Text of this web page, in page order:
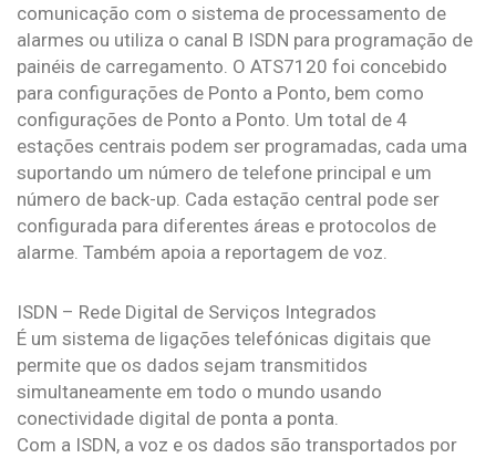
comunicação com o sistema de processamento de
alarmes ou utiliza o canal B ISDN para programação de
painéis de carregamento. O ATS7120 foi concebido
para configurações de Ponto a Ponto, bem como
configurações de Ponto a Ponto. Um total de 4
estações centrais podem ser programadas, cada uma
suportando um número de telefone principal e um
número de back-up. Cada estação central pode ser
configurada para diferentes áreas e protocolos de
alarme. Também apoia a reportagem de voz.
ISDN – Rede Digital de Serviços Integrados
É um sistema de ligações telefónicas digitais que
permite que os dados sejam transmitidos
simultaneamente em todo o mundo usando
conectividade digital de ponta a ponta.
Com a ISDN, a voz e os dados são transportados por